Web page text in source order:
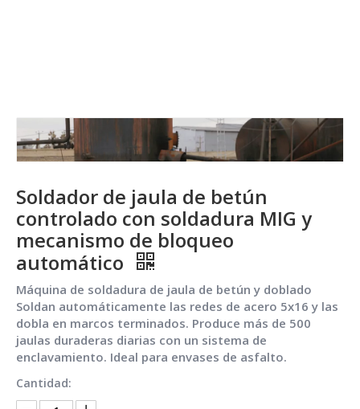
Soldador de jaula de betún
controlado con soldadura MIG y
mecanismo de bloqueo
automático
Máquina de soldadura de jaula de betún y doblado
Soldan automáticamente las redes de acero 5x16 y las
dobla en marcos terminados. Produce más de 500
jaulas duraderas diarias con un sistema de
enclavamiento. Ideal para envases de asfalto.
Cantidad: